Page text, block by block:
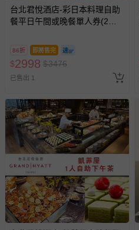
台北君悅酒店-彩日本料理自助
餐平日午間或晚餐單人券(2張
86折 即將售完
$2998 $3476
已售出 1